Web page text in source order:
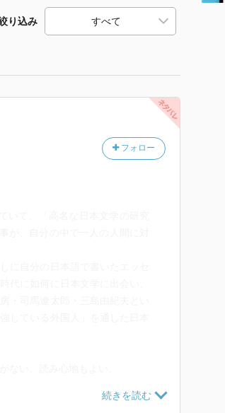
り込み
フォロー
読んでいると、端々に好きなも